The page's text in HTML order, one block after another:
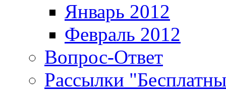
Январь 2012
Февраль 2012
Вопрос-Ответ
Рассылки